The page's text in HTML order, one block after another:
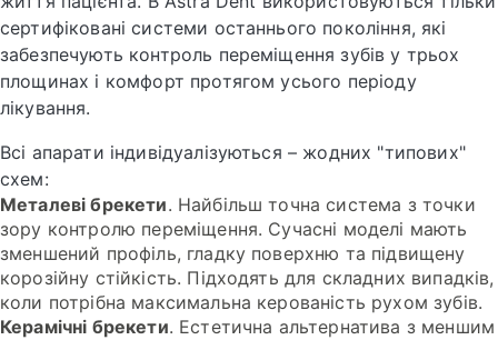
сертифіковані системи останнього покоління, які
забезпечують контроль переміщення зубів у трьох
площинах і комфорт протягом усього періоду
лікування.
Всі апарати індивідуалізуються – жодних "типових"
схем:
Металеві брекети. Найбільш точна система з точки
зору контролю переміщення. Сучасні моделі мають
зменшений профіль, гладку поверхню та підвищену
корозійну стійкість. Підходять для складних випадків,
коли потрібна максимальна керованість рухом зубів.
Керамічні брекети. Естетична альтернатива з меншим